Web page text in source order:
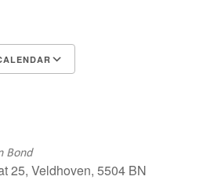
Bond
25, Veldhoven, 5504 BN